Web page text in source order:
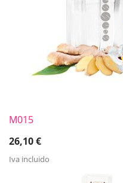
M015
26,10€
Iva incluido